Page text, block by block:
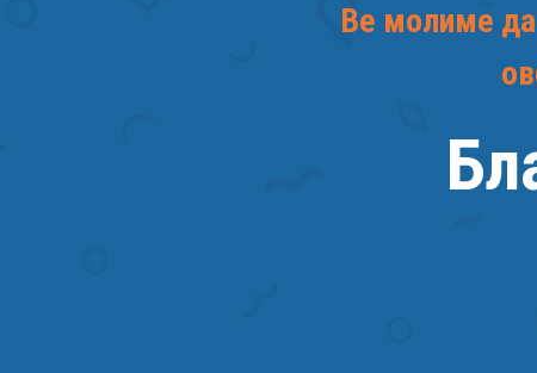
Ве молиме да